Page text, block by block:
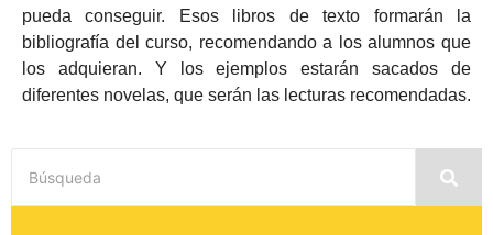
pueda conseguir. Esos libros de texto formarán la
bibliografía del curso, recomendando a los alumnos que
los adquieran. Y los ejemplos estarán sacados de
diferentes novelas, que serán las lecturas recomendadas.